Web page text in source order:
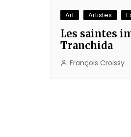
Art Artistes
Les saintes
Tranchida
François Croissy